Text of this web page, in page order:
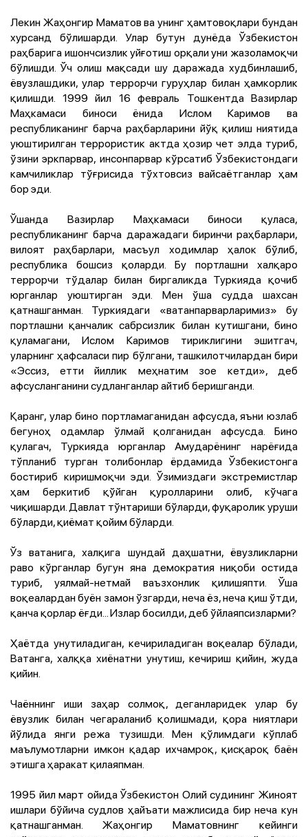
Лекин Жаҳонгир Маматов ва унинг ҳамтовоқлари бундан
хурсанд бўлишарди. Улар бутун дунёда Ўзбекистон
раҳбарига ишончсизлик уйғотиш орқали уни жазоламоқчи
бўлишди. Ўч олиш мақсади шу даражада худбинлашиб,
ёвузлашдики, улар террорчи гуруҳлар билан ҳамкорлик
қилишди. 1999 йил 16 февраль Тошкентда Вазирлар
Маҳкамаси биноси ёнида Ислом Каримов ва
республиканинг барча раҳбарларини йўқ қилиш ниятида
уюштирилган террористик актда ҳозир чет элда туриб,
ўзини эркпарвар, инсонпарвар кўрсатиб Ўзбекистондаги
камчиликлар тўғрисида тўхтовсиз вайсаётганлар ҳам
бор эди.
Ўшанда Вазирлар Маҳкамаси биноси қуласа,
республиканинг барча даражадаги биринчи раҳбарлари,
вилоят раҳбарлари, масъул ходимлар ҳалок бўлиб,
республика бошсиз қоларди. Бу портлашни халқаро
террорчи тўдалар билан биргаликда Туркияда қочиб
юрганлар уюштирган эди. Мен ўша судда шахсан
қатнашганман. Туркиядаги «ватанпарварларимиз» бу
портлашни қанчалик сабрсизлик билан кутишгани, бино
қуламагани, Ислом Каримов тириклигини эшитгач,
уларнинг ҳафсаласи пир бўлгани, ташкилотчилардан бири
«Эссиз, етти йиллик меҳнатим зое кетди», деб
афсусланганини судланганлар айтиб беришганди.
Қаранг, улар бино портламаганидан афсусда, яъни юзлаб
бегуноҳ одамлар ўлмай қолганидан афсусда. Бино
қулагач, Туркияда юрганлар Амударёнинг нарёғида
тўпланиб турган толибонлар ёрдамида Ўзбекистонга
бостириб киришмоқчи эди. Ўзимиздаги экстремистлар
ҳам беркитиб қўйган қуролларини олиб, кўчага
чиқишарди. Давлат тўнтариши бўларди, фуқаролик уруши
бўларди, қиёмат қойим бўларди.
Ўз ватанига, халқига шундай даҳшатни, ёвузликларни
раво кўрганлар бугун яна демократия ниқоби остида
туриб, уялмай-нетмай ваъзхонлик қилишяпти. Ўша
воқеалардан буён замон ўзгарди, неча ёз, неча қиш ўтди,
қанча қорлар ёғди... Излар босилди, деб ўйлаяпсизларми?
Ҳаётда унутиладиган, кечириладиган воқеалар бўлади,
Ватанга, халққа хиёнатни унутиш, кечириш қийин, жуда
қийин.
Чаённинг иши заҳар солмоқ, деганларидек улар бу
ёвузлик билан чегараланиб қолишмади, қора ниятлари
йўлида янги режа тузишди. Мен қўлимдаги кўплаб
маълумотларни имкон қадар ихчамроқ, қисқароқ баён
этишга ҳаракат қилаяпман.
1995 йил март ойида Ўзбекистон Олий судининг Жиноят
ишлари бўйича судлов ҳайъати мажлисида бир неча кун
қатнашганман. Жаҳонгир Маматовнинг кейинги